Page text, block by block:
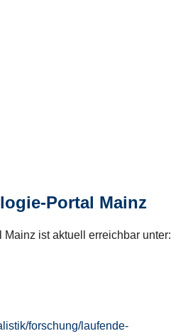
Portal Mainz
ist aktuell erreichbar unter:
forschung/laufende-